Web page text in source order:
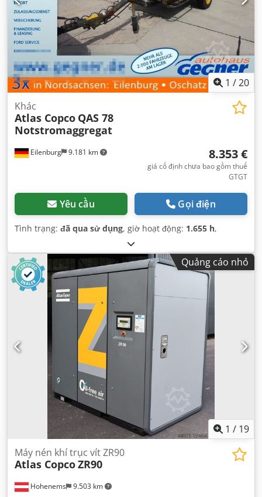
1 /20
Eilenburg 9.181 km
Khác
Atlas Copco QAS 78
Notstromaggregat
8.353 €
giá cố định chưa bao gồm thuế
GTGT
Yêu cầu Gọi điện
Tình trạng: đã qua sử dụng, giờ hoạt động: 1.655 h,
Quảng cáo nhỏ
1 / 19
Hohenems 9.503 km
Máy nén khí trục vít ZR90
Atlas CopcoZR90